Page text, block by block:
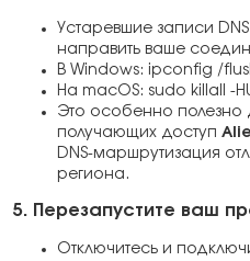
Устаревшие записи
направить ваше
В Windows: ipconfig /
На macOS: sudo killall -
Это особенно
получающих доступ
DNS-маршрутизация
региона.
5. Перезапустите ваш
Отключитесь и